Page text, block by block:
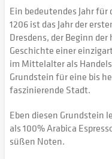
Ein bedeutendes Jahr
1206 ist das Jahr der
Dresdens, der Beginn
Geschichte einer
im Mittelalter als
Grundstein für eine bis
faszinierende Stadt.
Eben diesen Grundstein
als 100% Arabica
süßen Noten.